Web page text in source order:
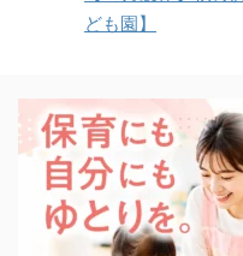
ども園】